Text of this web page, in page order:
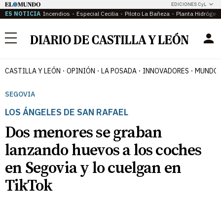
EDICIONES CyL
ES NOTICIA Incendios Especial Cecilia Piloto La Bañeza Planta
Menú
CASTILLA Y LEÓN OPINIÓN LA POSADA INNOVADORES MUNDO
SEGOVIA
LOS ÁNGELES DE SAN RAFAEL
Dos menores se graban
lanzando huevos a los coches
en Segovia y lo cuelgan en
TikTok